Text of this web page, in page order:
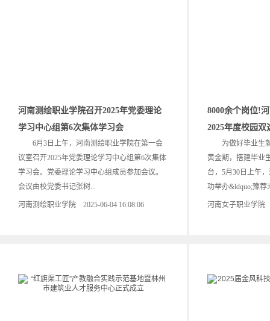
河南测绘职业学院召开2025年党委理论
学习中心组第6次集体学习会
6月3日上午，河南测绘职业学院在第一会
议室召开2025年党委理论学习中心组第6次集体
学习会。党委理论学习中心组成员参加会议。
会议由校党委书记张树...
河南测绘职业学院 2025-06-04 16:08:06
8000余个岗位!
2025年度校园双
为做好毕业生就
黄金期，搭建毕业
台，5月30日上午
功举办&ldquo;豫荐
河南女子职业学院